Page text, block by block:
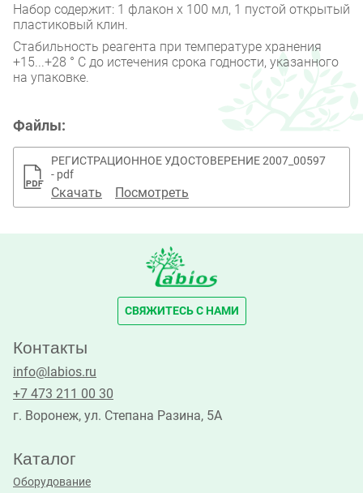
Набор содержит: 1 флакон x 100 мл, 1 пустой открытый
пластиковый клин.
Стабильность реагента при температуре хранения
+15...+28 ° C до истечения срока годности, указанного
на упаковке.
Файлы:
РЕГИСТРАЦИОННОЕ УДОСТОВЕРЕНИЕ 2007_00597
- pdf
Скачать Посмотреть
СВЯЖИТЕСЬ С НАМИ
Контакты
info@labios.ru
+7 473 211 00 30
г. Воронеж, ул. Степана Разина, 5А
Каталог
Оборудование